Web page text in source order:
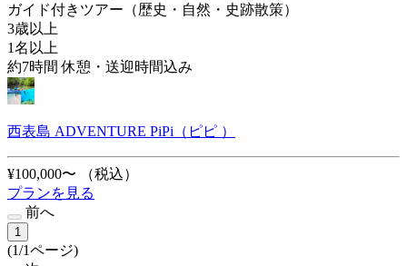
ガイド付きツアー（歴史・自然・史跡散策）
3歳以上
1名以上
約7時間 休憩・送迎時間込み
西表島 ADVENTURE PiPi（ピピ ）
¥100,000〜
（税込）
プランを見る
前へ
1
(1/1ページ)